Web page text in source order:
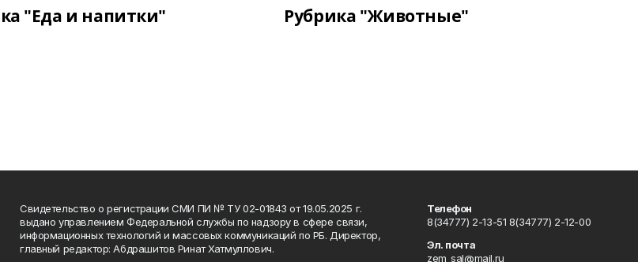
"Еда и напитки" Рубрика "Животные"
Свидетельство о регистрации СМИ ПИ № ТУ 02-01843 от 19.05.2025 г.
выдано управлением Федеральной службы по надзору в сфере связи,
информационных технологий и массовых коммуникаций по РБ. Директор,
главный редактор: Абдрашитов Ринат Хатмуллович.
Телефон
8(34777) 2-13-51 8(34777) 2-12-00
Эл. почта
zem_sal@mail.ru